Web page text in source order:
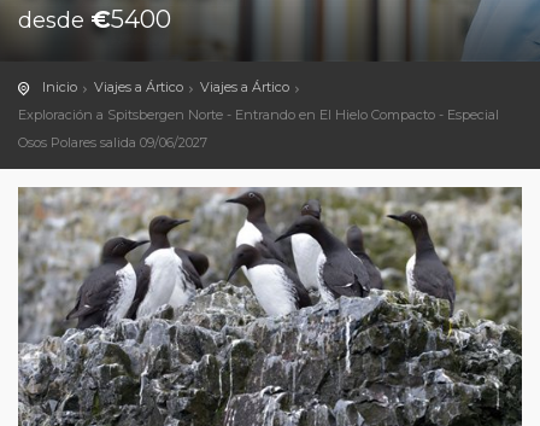
desde €5400
Inicio Viajes a Ártico
Viajes a Ártico
Exploración a Spitsbergen Norte - Entrando en El Hielo Compacto - Especial
Osos Polares salida 09/06/2027